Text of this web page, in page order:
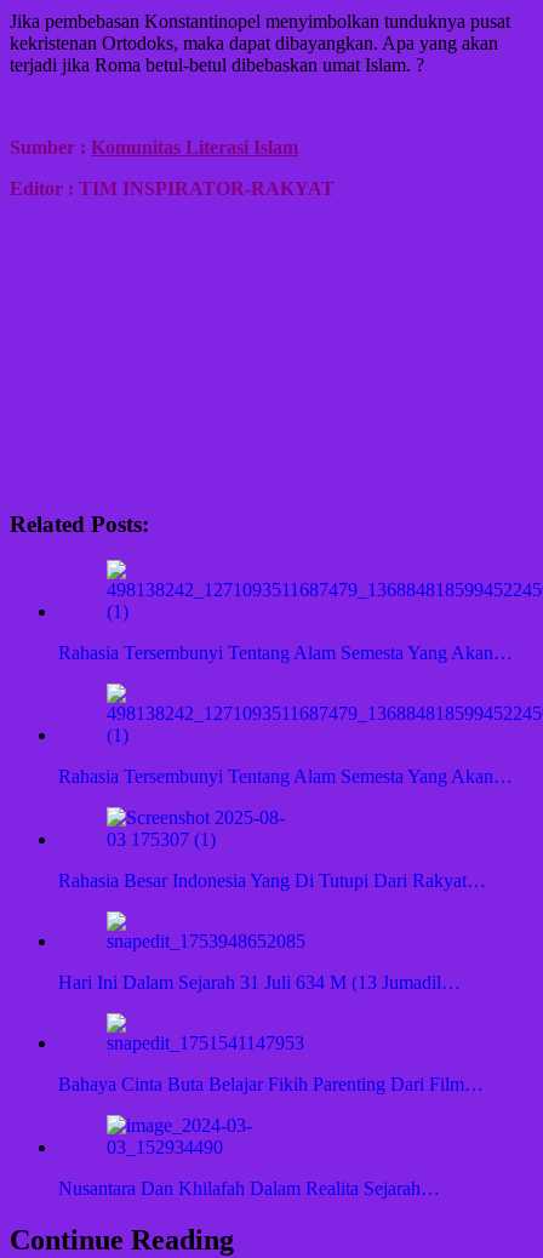
Jika pembebasan Konstantinopel menyimbolkan tunduknya pusat
kekristenan Ortodoks, maka dapat dibayangkan. Apa yang akan
terjadi jika Roma betul-betul dibebaskan umat Islam. ?
Sumber : Komunitas Literasi Islam
Editor : TIM INSPIRATOR-RAKYAT
Related Posts:
Rahasia Tersembunyi Tentang Alam Semesta Yang Akan…
Rahasia Tersembunyi Tentang Alam Semesta Yang Akan…
Rahasia Besar Indonesia Yang Di Tutupi Dari Rakyat…
Hari Ini Dalam Sejarah 31 Juli 634 M (13 Jumadil…
Bahaya Cinta Buta Belajar Fikih Parenting Dari Film…
Nusantara Dan Khilafah Dalam Realita Sejarah…
Continue Reading